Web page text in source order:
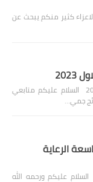
كثير منكم يبحث عن
نتائج السادس ابتدائي الدور الاول 2023 السلام عليكم متابعي
جمي…
الرعاية
عليكم ورحمه الله